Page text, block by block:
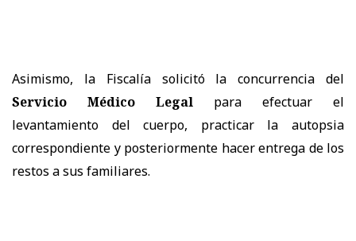
Asimismo, la Fiscalía solicitó la concurrencia del
Servicio Médico Legal para efectuar el
levantamiento del cuerpo, practicar la autopsia
correspondiente y posteriormente hacer entrega de los
restos a sus familiares.